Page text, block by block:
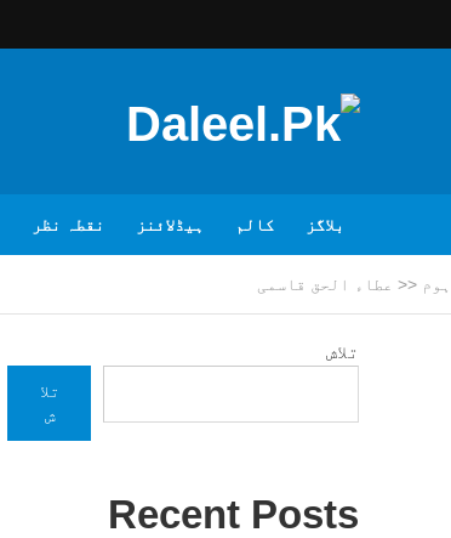
بلاگز کالم ہیڈلائنز نقطہ نظر
ہوم << عطاء الحق قاسمی
تلاش
تلا
ش
Recent Posts